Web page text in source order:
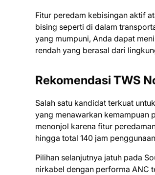
Fitur peredam kebisingan aktif
bising seperti di dalam
yang mumpuni, Anda dapat
rendah yang berasal dari
Rekomendasi TWS
Salah satu kandidat terkuat
yang menawarkan kemampuan
menonjol karena fitur
hingga total 140 jam
Pilihan selanjutnya jatuh pada
nirkabel dengan performa ANC